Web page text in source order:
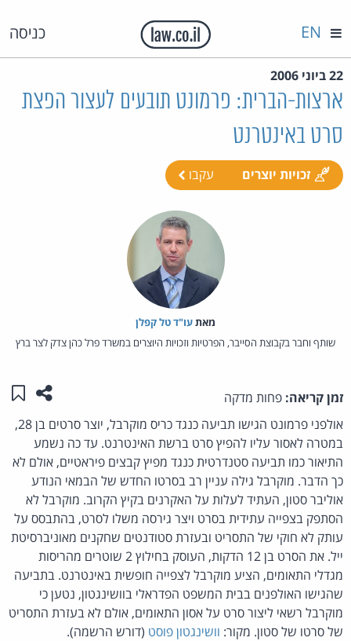
כניסה EN
22 ביוני 2006
ארצות-הברית: פרמונט תובעים לעצור הפצת
סרט באינטרנט
זכויות יוצרים עקבו
מאת‏עו"ד טל קפלן
שותף וחבר בקבוצת הסייבר, הפרטיות וזכויות היוצרים במשרד פרל כהן צדק לצר ברץ
זמן קריאה: פחות מדקה שתפו
אולפני פרמונט הגישו תביעה כנגד כריס מוקרבל, יוצר סרטים בן 28,
במטרה לאסור עליו להפיץ סרט ברשת האינטרנט. עד כה נשמע
התיאור כמו תביעה סטנדרטית כנגד מפיץ קבצים פיראטיים, אולם לא
כך הדבר. מוקרבל גילה עניין רב בסרטו החדש של הבמאי הנודע
אוליבר סטון, העתיד לעלות על האקרנים בקיץ הקרוב. מוקרבל לא
הסתפק בצפייה עתידית בסרט ויצר גירסה משלו לסרט, בהתבסס על
עותק לא חוקי של התסריט ובעזרת סטודנטים שחקנים מאוניברסיטת
ייל. את הסרט בן 12 הדקות, העוסק בחילוץ 2 שוטרים מהריסות
מגדלי התאומים, הציע מוקרבל לצפייה חופשית באינטרנט. בתביעה
שהגישו האולפנים בבית המשפט הפדראלי בוושינגטון, נטען כי
מוקרבל רשאי ליצור סרט על אסון התאומים, אולם לא בעזרת התסריט
של סרטו של סטון. מקור: וושינגטון פוסט (דורש הרשמה).